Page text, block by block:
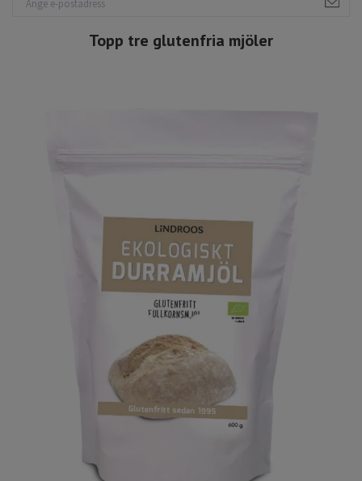
Topp tre glutenfria mjöler